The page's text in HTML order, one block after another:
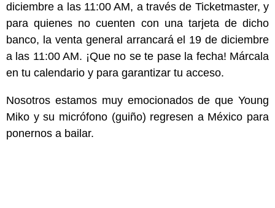
diciembre a las 11:00 AM, a través de Ticketmaster, y
para quienes no cuenten con una tarjeta de dicho
banco, la venta general arrancará el 19 de diciembre
a las 11:00 AM. ¡Que no se te pase la fecha! Márcala
en tu calendario y para garantizar tu acceso.
Nosotros estamos muy emocionados de que Young
Miko y su micrófono (guiño) regresen a México para
ponernos a bailar.